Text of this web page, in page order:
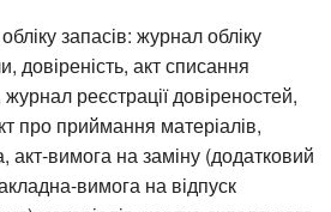
запасів: журнал обліку
довіреність, акт списання
реєстрації довіреностей,
про приймання матеріалів,
акт-вимога на заміну (додатковий
вимога на відпуск